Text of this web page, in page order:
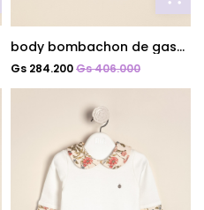
body bombachon de gasa estamp loletta
Gs 284.200Gs 406.000